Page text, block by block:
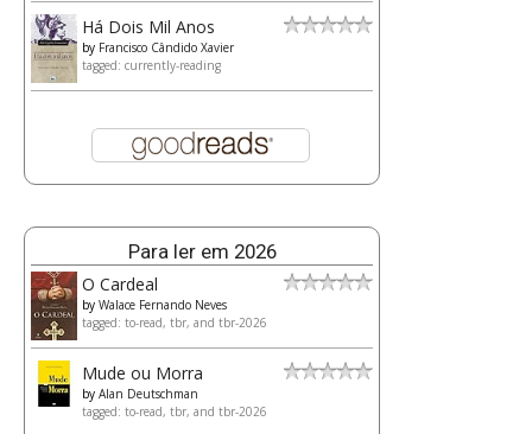
Há Dois Mil Anos
by Francisco Cândido Xavier
tagged: currently-reading
Para ler em 2026
O Cardeal
by Walace Fernando Neves
tagged: to-read, tbr, and tbr-2026
Mude ou Morra
by Alan Deutschman
tagged: to-read, tbr, and tbr-2026